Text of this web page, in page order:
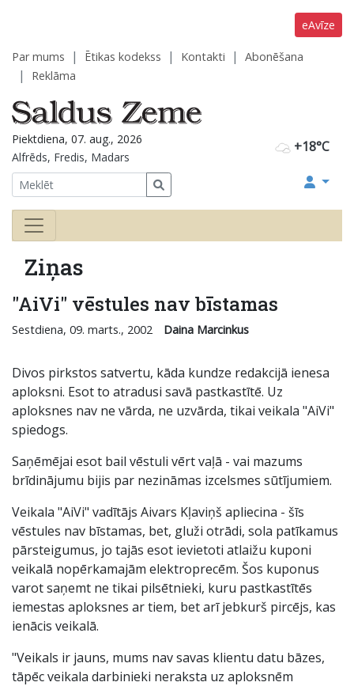
eAvīze
Par mums Ētikas kodekss Kontakti
Abonēšana
Reklāma
+18°C
Piektdiena, 07. aug., 2026
Alfrēds, Fredis, Madars
Ziņas
"AiVi" vēstules nav bīstamas
Sestdiena, 09. marts., 2002 Daina Marcinkus
Divos pirkstos satvertu, kāda kundze redakcijā ienesa
aploksni. Esot to atradusi savā pastkastītē. Uz
aploksnes nav ne vārda, ne uzvārda, tikai veikala "AiVi"
spiedogs.
Saņēmējai esot bail vēstuli vērt vaļā - vai mazums
brīdinājumu bijis par nezināmas izcelsmes sūtījumiem.
Veikala "AiVi" vadītājs Aivars Kļaviņš apliecina - šīs
vēstules nav bīstamas, bet, gluži otrādi, sola patīkamus
pārsteigumus, jo tajās esot ievietoti atlaižu kuponi
veikalā nopērkamajām elektroprecēm. Šos kuponus
varot saņemt ne tikai pilsētnieki, kuru pastkastītēs
iemestas aploksnes ar tiem, bet arī jebkurš pircējs, kas
ienācis veikalā.
"Veikals ir jauns, mums nav savas klientu datu bāzes,
tāpēc veikala darbinieki neraksta uz aploksnēm